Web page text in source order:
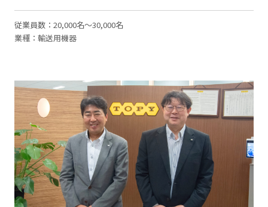
従業員数：20,000名～30,000名
業種：輸送用機器